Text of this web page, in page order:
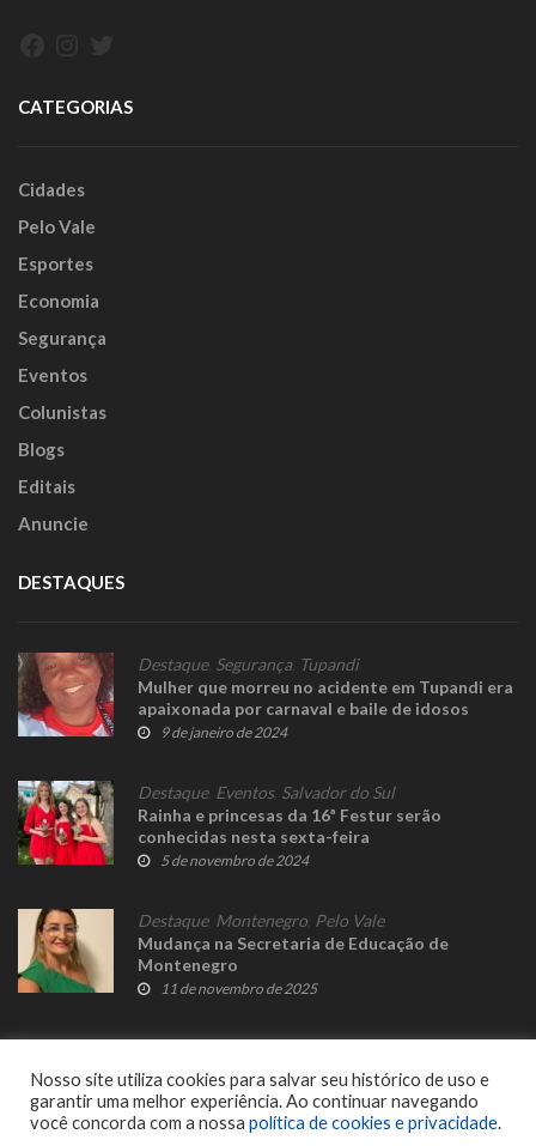
CATEGORIAS
Cidades
Pelo Vale
Esportes
Economia
Segurança
Eventos
Colunistas
Blogs
Editais
Anuncie
DESTAQUES
Destaque, Segurança, Tupandi
Mulher que morreu no acidente em Tupandi era
apaixonada por carnaval e baile de idosos
9 de janeiro de 2024
Destaque, Eventos, Salvador do Sul
Rainha e princesas da 16ª Festur serão
conhecidas nesta sexta-feira
5 de novembro de 2024
Destaque, Montenegro Pelo Vale
Mudança na Secretaria de Educação de
Montenegro
11 de novembro de 2025
Nosso site utiliza cookies para salvar seu histórico de uso e
garantir uma melhor experiência. Ao continuar navegando
você concorda com a nossa política de cookies e privacidade.